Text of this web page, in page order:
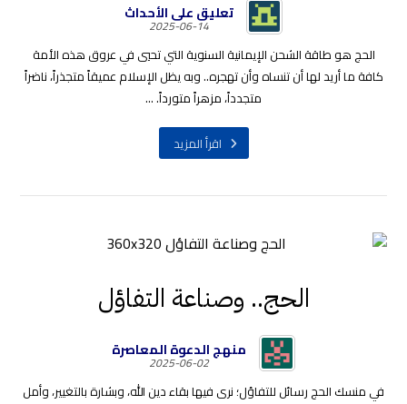
تعليق على الأحداث
2025-06-14
الحج هو طاقة الشحن الإيمانية السنوية التي تحيي في عروق هذه الأمة
كافة ما أريد لها أن تنساه وأن تهجره.. وبه يظل الإسلام عميقاً متجذراً، ناضراً
متجدداً، مزهراً متورداً. ...
اقرأ المزيد
الحج.. وصناعة التفاؤل
منهج الدعوة المعاصرة
2025-06-02
في منسك الحج رسائل للتفاؤل؛ نرى فيها بقاء دين الله، وبشارة بالتغيير، وأمل